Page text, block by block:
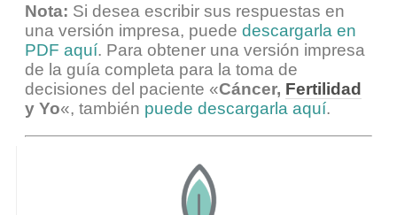
Nota: Si desea escribir sus respuestas en
una versión impresa, puede descargarla en
PDF aquí. Para obtener una versión impresa
de la guía completa para la toma de
decisiones del paciente «Cáncer, Fertilidad
y Yo«, también puede descargarla aquí.